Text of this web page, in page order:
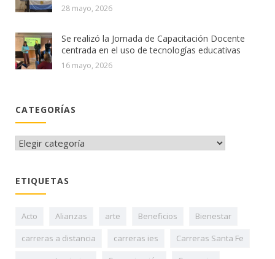
28 mayo, 2026
Se realizó la Jornada de Capacitación Docente
centrada en el uso de tecnologías educativas
16 mayo, 2026
CATEGORÍAS
CATEGORÍAS
ETIQUETAS
Acto Alianzas arte Beneficios
Bienestar
carreras a distancia
carreras ies
Carreras Santa Fe